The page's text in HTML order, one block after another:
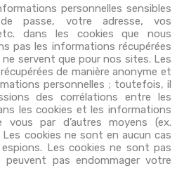
personnelles sensibles
passe, votre adresse, vos
dans les cookies que nous
pas les informations récupérées
ne servent que pour nos sites. Les
de manière anonyme et
personnelles ; toutefois, il
des corrélations entre les
les cookies et les informations
vous par d’autres moyens (ex.
cookies ne sont en aucun cas
Les cookies ne sont pas
pas endommager votre